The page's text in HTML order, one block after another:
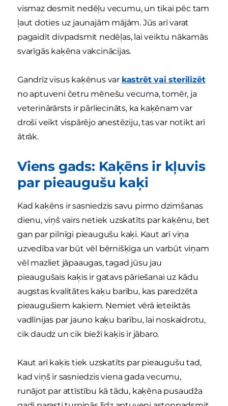
vismaz desmit nedēļu vecumu, un tikai pēc tam
ļaut doties uz jaunajām mājām. Jūs arī varat
pagaidīt divpadsmit nedēļas, lai veiktu nākamās
svarīgās kaķēna vakcinācijas.
Gandrīz visus kaķēnus var kastrēt vai sterilizēt
no aptuveni četru mēnešu vecuma, tomēr, ja
veterinārārsts ir pārliecināts, ka kaķēnam var
droši veikt vispārējo anestēziju, tas var notikt arī
ātrāk.
Viens gads: Kaķēns ir kļuvis
par pieaugušu kaķi
Kad kaķēns ir sasniedzis savu pirmo dzimšanas
dienu, viņš vairs netiek uzskatīts par kaķēnu, bet
gan par pilnīgi pieaugušu kaķi. Kaut arī viņa
uzvedība var būt vēl bērnišķīga un varbūt viņam
vēl mazliet jāpaaugas, tagad jūsu jau
pieaugušais kaķis ir gatavs pāriešanai uz kādu
augstas kvalitātes kaķu barību, kas paredzēta
pieaugušiem kaķiem. Ņemiet vērā ieteiktās
vadlīnijas par jauno kaķu barību, lai noskaidrotu,
cik daudz un cik bieži kaķis ir jābaro.
Kaut arī kaķis tiek uzskatīts par pieaugušu tad,
kad viņš ir sasniedzis viena gada vecumu,
runājot par attīstību kā tādu, kaķēna pusaudža